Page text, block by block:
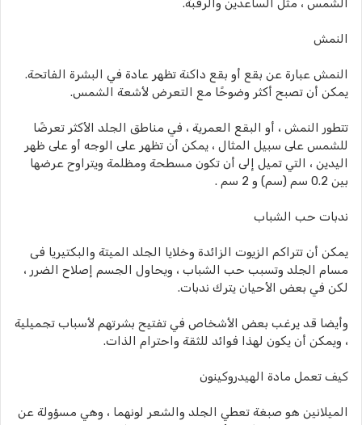
الشمس ، مثل الساعدين والرقبة.
النمش
النمش عبارة عن بقع أو بقع داكنة تظهر عادة في البشرة الفاتحة.
يمكن أن تصبح أكثر وضوحًا مع التعرض لأشعة الشمس.
تتطور النمش ، أو البقع العمرية ، في مناطق الجلد الأكثر تعرضًا
للشمس على سبيل المثال ، يمكن أن تظهر على الوجه أو على ظهر
اليدين ، التي تميل إلى أن تكون مسطحة ومظلمة ويتراوح عرضها
بين 0.2 سم (سم) و 2 سم .
ندبات حب الشباب
يمكن أن تتراكم الزيوت الزائدة وخلايا الجلد الميتة والبكتيريا فى
مسام الجلد وتسبب حب الشباب ، ويحاول الجسم إصلاح الضرر ،
لكن في بعض الأحيان يترك ندبات.
وأيضا قد يرغب بعض الأشخاص في تفتيح بشرتهم لأسباب تجميلية
، ويمكن أن يكون لهذا فوائد للثقة واحترام الذات.
كيف تعمل مادة الهيدروكينون
الميلانين هو صبغة تعطي الجلد والشعر لونهما ، وهي مسؤولة عن